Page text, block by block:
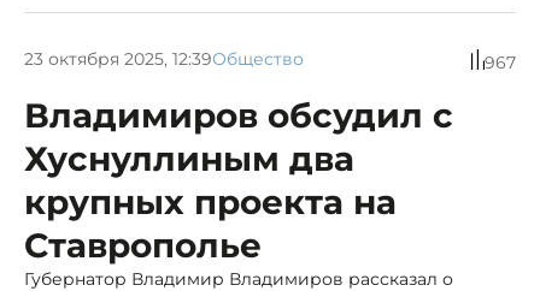
23 октября 2025, 12:39Общество 967
Владимиров обсудил с
Хуснуллиным два
крупных проекта на
Ставрополье
Губернатор Владимир Владимиров рассказал о